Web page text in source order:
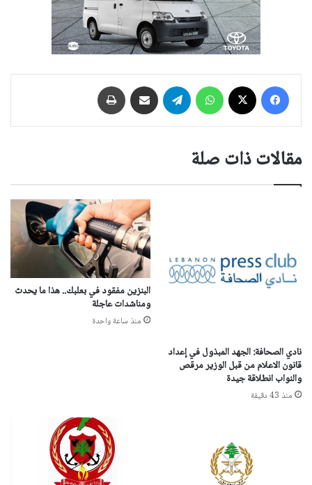
فيسبوك واتساب تيلقرام مشاركة عبر البريد
مقالات ذات صلة
نادي الصحافة: الجهد المبذول في إعداد
قانون الاعلام من قبل الوزير مرقص
والنواب انطلاقة جيدة
منذ 43 دقيقة
البنزين مفقود في بعلبك.. هذا ما يحدث
ومناشدات عاجلة
منذ ساعة واحدة